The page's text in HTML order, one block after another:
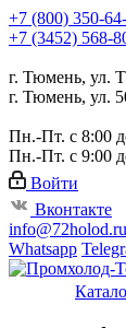
+7 (800) 350-
+7 (3452) 568-
г. Тюмень, ул.
г. Тюмень, ул.
Пн.-Пт. с 8:00
Пн.-Пт. с 9:00
Войти
Вконтакте
info@72holod.ru
Whatsapp